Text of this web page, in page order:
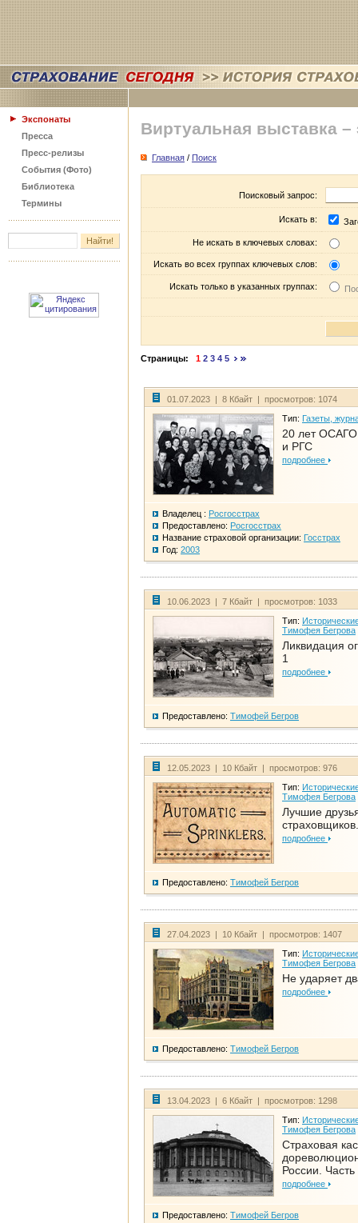
Экспонаты
Пресса
Пресс-релизы
События (Фото)
Библиотека
Термины
Виртуальная выставка –
Главная / Поиск
Поисковый запрос:
Искать в:
Не искать в ключевых словах:
Искать во всех группах ключевых слов:
Искать только в указанных группах:
Страницы: 1 2 3 4 5
01.07.2023 | 8 Кбайт | просмотров: 1074
Тип: Газеты,
20 лет
и РГС
подробнее
Владелец : Росгосстрах
Предоставлено: Росгосстрах
Название страховой организации: Госстрах
Год: 2003
10.06.2023 | 7 Кбайт | просмотров: 1033
Тип:
Тимофея Бегрова
Ликвидация
1
подробнее
Предоставлено: Тимофей Бегров
12.05.2023 | 10 Кбайт | просмотров: 976
Тип:
Тимофея Бегрова
Лучшие
подробнее
Предоставлено: Тимофей Бегров
27.04.2023 | 10 Кбайт | просмотров: 1407
Тип:
Тимофея Бегрова
Не ударяет
подробнее
Предоставлено: Тимофей Бегров
13.04.2023 | 6 Кбайт | просмотров: 1298
Тип:
Тимофея Бегрова
Страховая
России. Часть
подробнее
Предоставлено: Тимофей Бегров